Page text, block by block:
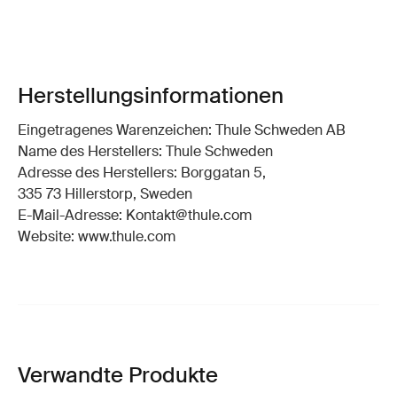
Herstellungsinformationen
Eingetragenes Warenzeichen: Thule Schweden AB
Name des Herstellers: Thule Schweden
Adresse des Herstellers: Borggatan 5,
335 73 Hillerstorp, Sweden
E-Mail-Adresse: Kontakt@thule.com
Website: www.thule.com
Verwandte Produkte